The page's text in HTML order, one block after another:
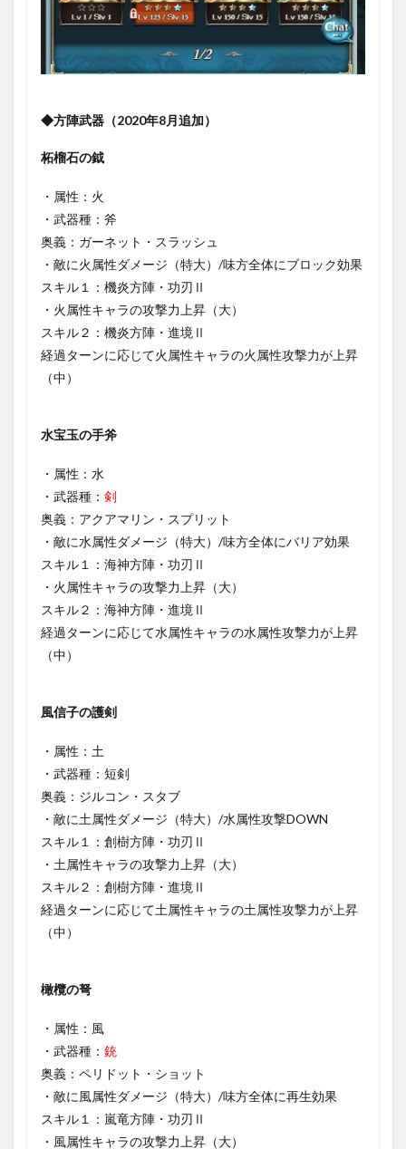
◆方陣武器（2020年8月追加）
柘榴石の鉞
・属性：火
・武器種：斧
奥義：ガーネット・スラッシュ
・敵に火属性ダメージ（特大）/味方全体にブロック効果
スキル１：機炎方陣・功刃Ⅱ
・火属性キャラの攻撃力上昇（大）
スキル２：機炎方陣・進境Ⅱ
経過ターンに応じて火属性キャラの火属性攻撃力が上昇
（中）
水宝玉の手斧
・属性：水
・武器種： 剣
奥義：アクアマリン・スプリット
・敵に水属性ダメージ（特大）/味方全体にバリア効果
スキル１：海神方陣・功刃Ⅱ
・火属性キャラの攻撃力上昇（大）
スキル２：海神方陣・進境Ⅱ
経過ターンに応じて水属性キャラの水属性攻撃力が上昇
（中）
風信子の護剣
・属性：土
・武器種：短剣
奥義：ジルコン・スタブ
・敵に土属性ダメージ（特大）/水属性攻撃DOWN
スキル１：創樹方陣・功刃Ⅱ
・土属性キャラの攻撃力上昇（大）
スキル２：創樹方陣・進境Ⅱ
経過ターンに応じて土属性キャラの土属性攻撃力が上昇
（中）
橄欖の弩
・属性：風
・武器種： 銃
奥義：ペリドット・ショット
・敵に風属性ダメージ（特大）/味方全体に再生効果
スキル１：嵐竜方陣・功刃Ⅱ
・風属性キャラの攻撃力上昇（大）